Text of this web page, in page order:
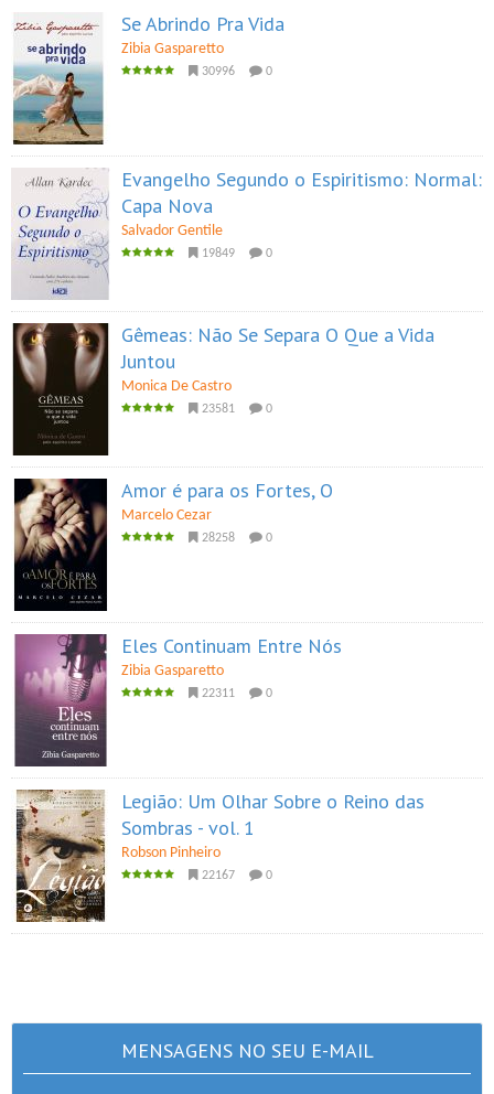
Se Abrindo Pra Vida
Zibia Gasparetto
30996 0
Evangelho Segundo o Espiritismo: Normal:
Capa Nova
Salvador Gentile
19849 0
Gêmeas: Não Se Separa O Que a Vida
Juntou
Monica De Castro
23581 0
Amor é para os Fortes, O
Marcelo Cezar
28258 0
Eles Continuam Entre Nós
Zibia Gasparetto
22311 0
Legião: Um Olhar Sobre o Reino das
Sombras - vol. 1
Robson Pinheiro
22167 0
MENSAGENS NO SEU E-MAIL